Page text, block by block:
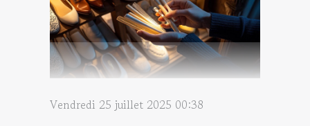
Vendredi 25 juillet 2025 00:38